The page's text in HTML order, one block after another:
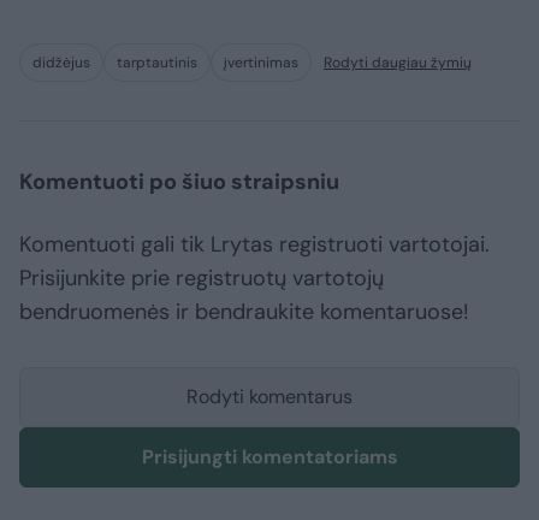
didžėjus tarptautinis įvertinimas Rodyti daugiau žymių
Komentuoti po šiuo straipsniu
Komentuoti gali tik Lrytas registruoti vartotojai.
Prisijunkite prie registruotų vartotojų
bendruomenės ir bendraukite komentaruose!
Rodyti komentarus
Prisijungti komentatoriams